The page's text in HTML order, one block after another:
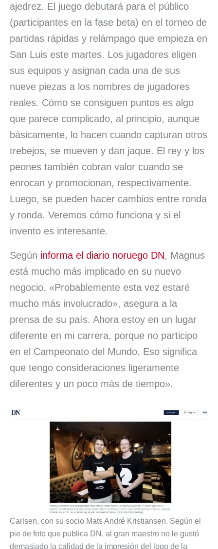
ajedrez. El juego debutará para el público
(participantes en la fase beta) en el torneo de
partidas rápidas y relámpago que empieza en
San Luis este martes. Los jugadores eligen
sus equipos y asignan cada una de sus
nueve piezas a los nombres de jugadores
reales. Cómo se consiguen puntos es algo
que parece complicado, al principio, aunque
básicamente, lo hacen cuando capturan otros
trebejos, se mueven y dan jaque. El rey y los
peones también cobran valor cuando se
enrocan y promocionan, respectivamente.
Luego, se pueden hacer cambios entre ronda
y ronda. Veremos cómo funciona y si el
invento es interesante.
Según informa el diario noruego DN, Magnus
está mucho más implicado en su nuevo
negocio. «Probablemente esta vez estaré
mucho más involucrado», asegura a la
prensa de su país. Ahora estoy en un lugar
diferente en mi carrera, porque no participo
en el Campeonato del Mundo. Eso significa
que tengo consideraciones ligeramente
diferentes y un poco más de tiempo».
Carlsen, con su socio Mats André Kristiansen. Según el
pie de foto que publica DN, al gran maestro no le gustó
demasiado la calidad de la impresión del logo de la